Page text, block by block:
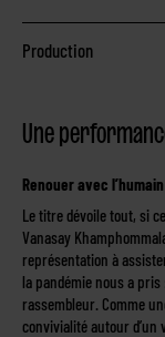
Production
Une
Renouer avec
Le titre dévoile tout, si
Vanasay
représentation à
la pandémie nous a
rassembleur. Comme
convivialité autour